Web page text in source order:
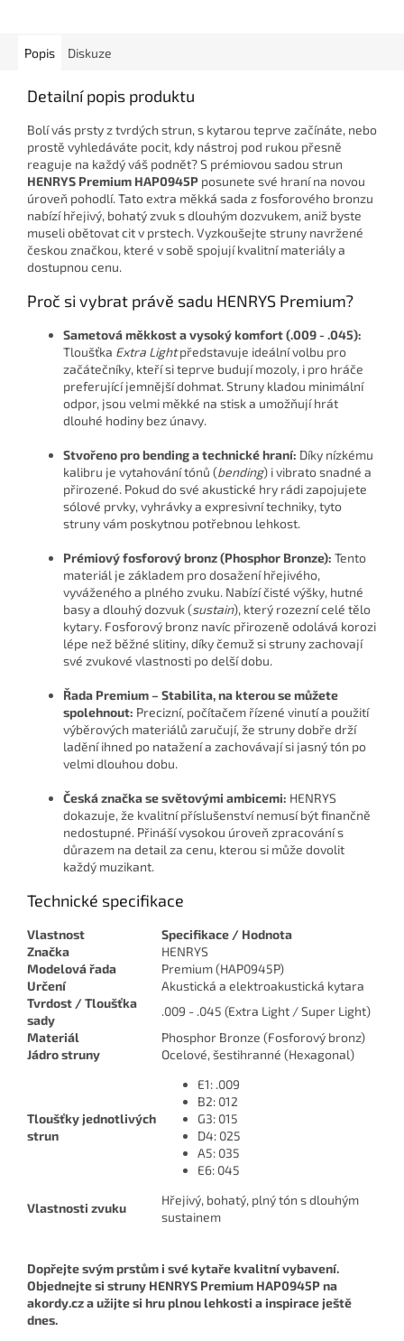
Popis Diskuze
Detailní popis produktu
Bolí vás prsty z tvrdých strun, s kytarou teprve začínáte, nebo
prostě vyhledáváte pocit, kdy nástroj pod rukou přesně
reaguje na každý váš podnět? S prémiovou sadou strun
HENRYS Premium HAP0945P posunete své hraní na novou
úroveň pohodlí. Tato extra měkká sada z fosforového bronzu
nabízí hřejivý, bohatý zvuk s dlouhým dozvukem, aniž byste
museli obětovat cit v prstech. Vyzkoušejte struny navržené
českou značkou, které v sobě spojují kvalitní materiály a
dostupnou cenu.
Proč si vybrat právě sadu HENRYS Premium?
Sametová měkkost a vysoký komfort (.009 - .045):
Tloušťka Extra Lightpředstavuje ideální volbu pro
začátečníky, kteří si teprve budují mozoly, i pro hráče
preferující jemnější dohmat. Struny kladou minimální
odpor, jsou velmi měkké na stisk a umožňují hrát
dlouhé hodiny bez únavy.
Stvořeno pro bending a technické hraní: Díky nízkému
kalibru je vytahování tónů (bending) i vibrato snadné a
přirozené. Pokud do své akustické hry rádi zapojujete
sólové prvky, vyhrávky a expresivní techniky, tyto
struny vám poskytnou potřebnou lehkost.
Prémiový fosforový bronz (Phosphor Bronze): Tento
materiál je základem pro dosažení hřejivého,
vyváženého a plného zvuku. Nabízí čisté výšky, hutné
basy a dlouhý dozvuk (sustain), který rozezní celé tělo
kytary. Fosforový bronz navíc přirozeně odolává korozi
lépe než běžné slitiny, díky čemuž si struny zachovají
své zvukové vlastnosti po delší dobu.
Řada Premium – Stabilita, na kterou se můžete
spolehnout: Precizní, počítačem řízené vinutí a použití
výběrových materiálů zaručují, že struny dobře drží
ladění ihned po natažení a zachovávají si jasný tón po
velmi dlouhou dobu.
Česká značka se světovými ambicemi: HENRYS
dokazuje, že kvalitní příslušenství nemusí být finančně
nedostupné. Přináší vysokou úroveň zpracování s
důrazem na detail za cenu, kterou si může dovolit
každý muzikant.
Technické specifikace
Vlastnost
Specifikace / Hodnota
Značka
HENRYS
Modelová řada
Premium (HAP0945P)
Určení
Akustická a elektroakustická kytara
Tvrdost / Tloušťka
sady
.009 - .045 (Extra Light / Super Light)
Materiál
Phosphor Bronze (Fosforový bronz)
Jádro struny
Ocelové, šestihranné (Hexagonal)
Tloušťky jednotlivých
strun
E1: .009
B2: 012
G3: 015
D4: 025
A5: 035
E6: 045
Vlastnosti zvuku
Hřejivý, bohatý, plný tón s dlouhým
sustainem
Dopřejte svým prstům i své kytaře kvalitní vybavení.
Objednejte si struny HENRYS Premium HAP0945P na
akordy.cz a užijte si hru plnou lehkosti a inspirace ještě
dnes.